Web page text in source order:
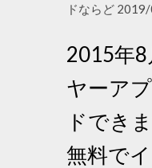
ドならど
2015年
ヤーア
ドでき
無料で